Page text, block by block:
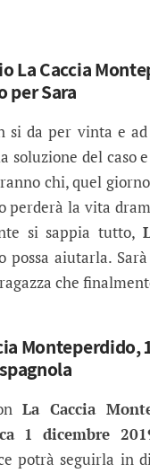
La Caccia
per Sara
si da per vinta e ad
soluzione del caso
chi, quel
perderà la vita
si sappia tutto,
possa aiutarla.
che
Monteperdido,
La Caccia
1 dicembre
potrà seguirla in